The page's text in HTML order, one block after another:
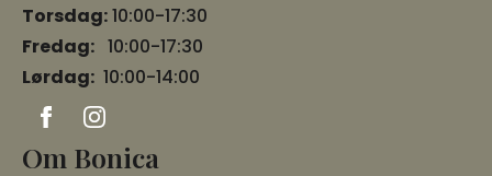
Torsdag:10:00-17:30
Fredag: 10:00-17:30
Lørdag: 10:00-14:00
Om Bonica